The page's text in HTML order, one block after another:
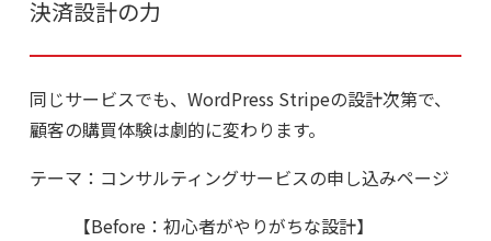
決済設計の力
同じサービスでも、 WordPress Stripeの設計次第で、
顧客の購買体験は劇的に変わります。
テーマ：コンサルティングサービスの申し込みページ
【Before：初心者がやりがちな設計】